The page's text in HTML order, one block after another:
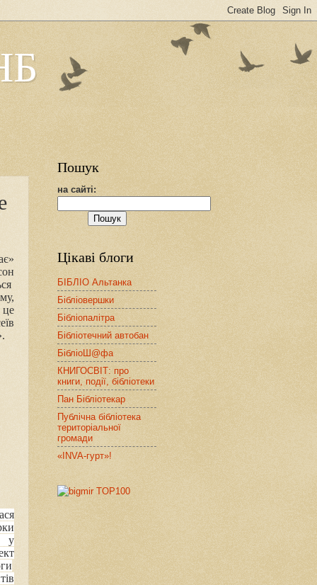
це
у
Пошук
на сайті:
Цікаві блоги
БІБЛІО Альтанка
Бібліовершки
Бібліопалітра
Бібліотечний автобан
БібліоШ@фа
КНИГОСВІТ: про
книги, події, бібліотеки
Пан Бібліотекар
Публічна бібліотека
територіальної
громади
«INVA-гурт»!